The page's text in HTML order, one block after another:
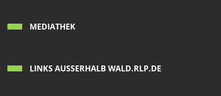
MEDIATHEK
LINKS AUSSERHALB WALD.RLP.DE